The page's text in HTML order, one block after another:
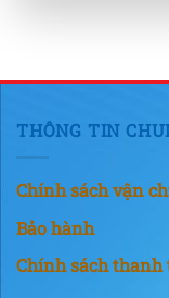
THÔNG TIN
Chính sách vận
Bảo hành
Chính sách thanh